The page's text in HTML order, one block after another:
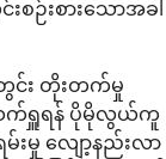
ဉ်းစားသောအခါ
င်း တိုးတက်မှု
က်ရှူရန် ပိုမိုလွယ်ကူ
းမှု လျော့နည်းလာ